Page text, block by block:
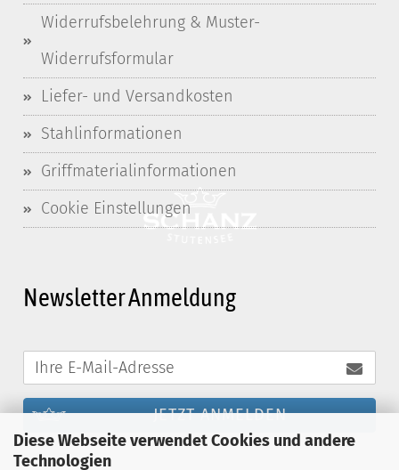
Diese Webseite verwendet Cookies und andere
Technologien
Widerrufsbelehrung & Muster-
Widerrufsformular
Liefer- und Versandkosten
Stahlinformationen
Griffmaterialinformationen
Cookie Einstellungen
Newsletter Anmeldung
JETZT ANMELDEN